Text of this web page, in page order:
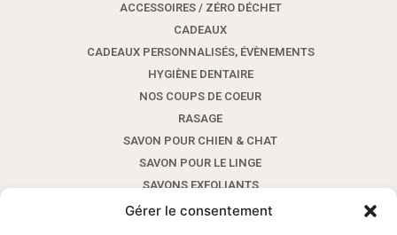
Gérer le consentement
ACCESSOIRES / ZÉRO DÉCHET
CADEAUX
CADEAUX PERSONNALISÉS, ÉVÈNEMENTS
HYGIÈNE DENTAIRE
NOS COUPS DE COEUR
RASAGE
SAVON POUR CHIEN & CHAT
SAVON POUR LE LINGE
SAVONS EXFOLIANTS
SAVONS POUR LES MAINS AUX HUILES ESSENTIELLES